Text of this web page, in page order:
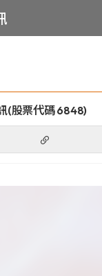
(股票代碼 6848)